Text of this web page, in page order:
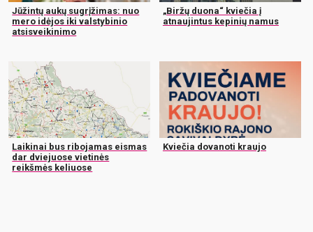
Jūžintų aukų sugrįžimas: nuo
mero idėjos iki valstybinio
atsisveikinimo
„Biržų duona“ kviečia į
atnaujintus kepinių namus
Laikinai bus ribojamas eismas
dar dviejuose vietinės
reikšmės keliuose
Kviečia dovanoti kraujo